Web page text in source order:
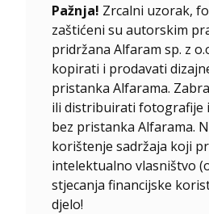
Pažnja! Zrcalni uzorak,
zaštićeni su autorskim
pridržana Alfaram sp. z
kopirati i prodavati
pristanka Alfarama.
ili distribuirati fotografije
bez pristanka Alfarama.
korištenje sadržaja koji
intelektualno vlasništvo
stjecanja financijske
djelo!